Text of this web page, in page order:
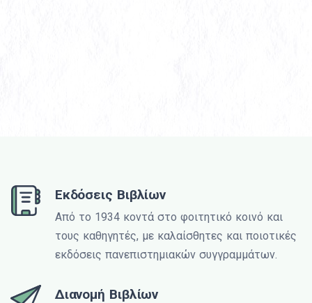
Εκδόσεις Βιβλίων
Από το 1934 κοντά στο φοιτητικό κοινό και
τους καθηγητές, με καλαίσθητες και ποιοτικές
εκδόσεις πανεπιστημιακών συγγραμμάτων.
Διανομή Βιβλίων